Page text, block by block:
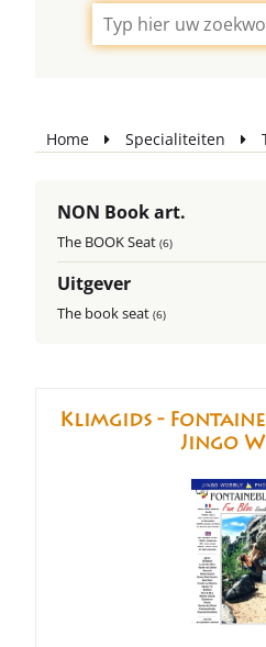
Home Specialiteiten
NON Book art.
The BOOK Seat(6)
Uitgever
The book seat(6)
Klimgids -
Jingo